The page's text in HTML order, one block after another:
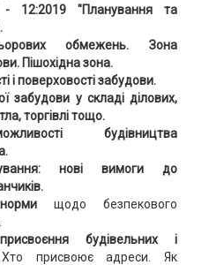
12:2019 "Планування та
обмежень. Зона
Пішохідна зона.
і поверховості забудови.
забудови у складі ділових,
торгівлі тощо.
будівництва
нові вимоги до
щодо безпекового
будівельних і
присвоює адреси. Як